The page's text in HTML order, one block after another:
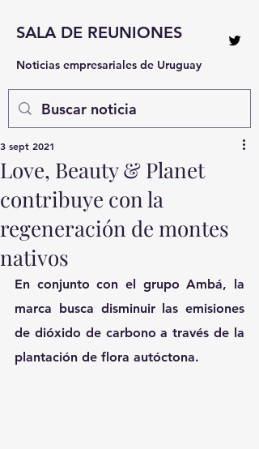
SALA DE REUNIONES
Noticias empresariales de Uruguay
Love, Beauty & Planet
contribuye con la
regeneración de montes
nativos
3 sept 2021
En conjunto con el grupo Ambá, la
marca busca disminuir las emisiones
de dióxido de carbono a través de la
plantación de flora autóctona.